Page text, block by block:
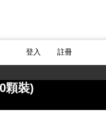
登入 註冊
顆裝)